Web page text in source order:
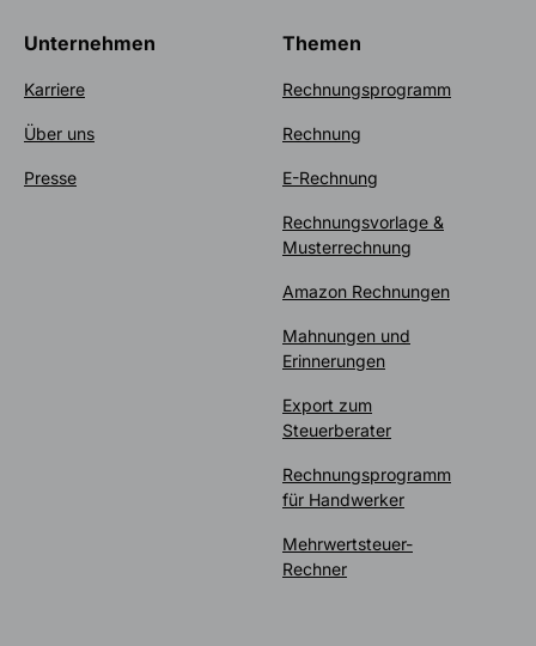
Unternehmen
Karriere
Über uns
Presse
Themen
Rechnungsprogramm
Rechnung
E-Rechnung
Rechnungsvorlage &
Musterrechnung
Amazon Rechnungen
Mahnungen und
Erinnerungen
Export zum
Steuerberater
Rechnungsprogramm
für Handwerker
Mehrwertsteuer-
Rechner